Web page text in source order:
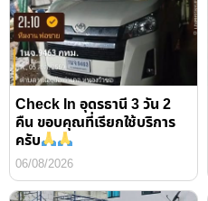
Check In อุดรธานี 3 วัน 2
คืน ขอบคุณที่เรียกใช้บริการ
ครับ
06/08/2026